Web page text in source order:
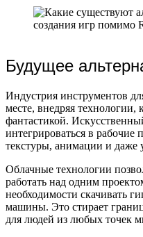
Будущее
Индустрия инструментов
месте, внедряя технологии,
фантастикой.
интегрироваться в рабочие
текстуры, анимации и даже
Облачные технологии
работать над одним
необходимости скачивать
машины. Это стирает
для людей из любых точек